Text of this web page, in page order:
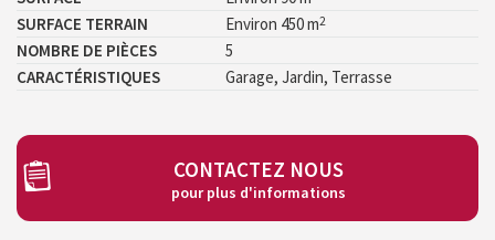
SURFACE TERRAIN Environ 450 m2
NOMBRE DE PIÈCES
5
CARACTÉRISTIQUES
Garage, Jardin, Terrasse
CONTACTEZ NOUS
pour plus d'informations